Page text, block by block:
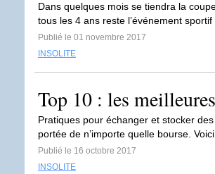
Dans quelques mois se tiendra la
tous les 4 ans reste l’événement sportif
Publié le 01 novembre 2017
INSOLITE
Top 10 : les
Pratiques pour échanger et stocker
portée de n’importe quelle bourse.
Publié le 16 octobre 2017
INSOLITE